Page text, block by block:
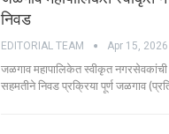
निवड
EDITORIAL TEAM Apr 15, 2026
जळगाव महापालिकेत स्वीकृत नगरसेवकांची
सहमतीने निवड प्रक्रिया पूर्ण जळगाव